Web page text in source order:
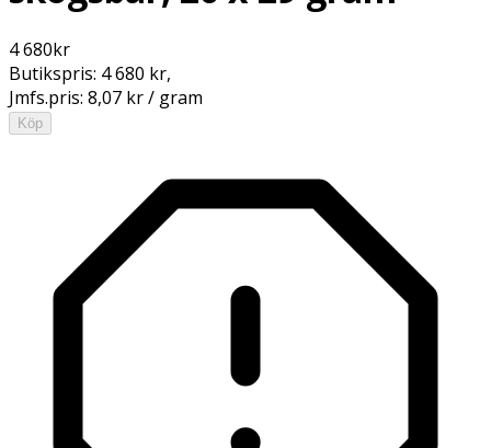
4 680kr
Butikspris: 4 680 kr,
Jmfs.pris: 8,07 kr / gram
Köp